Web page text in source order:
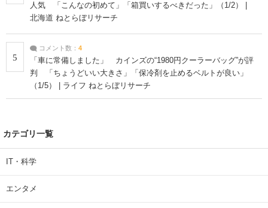
人気 「こんなの初めて」「箱買いするべきだった」（1/2） |
北海道 ねとらぼリサーチ
5
コメント数： 4
「車に常備しました」 カインズの“1980円クーラーバッグ”が評
判 「ちょうどいい大きさ」「保冷剤を止めるベルトが良い」
（1/5） | ライフ ねとらぼリサーチ
カテゴリ一覧
IT・科学
エンタメ